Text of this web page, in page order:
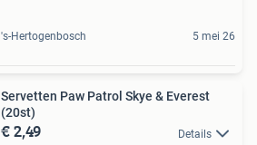
's-Hertogenbosch 5 mei 26
Servetten Paw Patrol Skye & Everest
(20st)
€ 2,49 Details